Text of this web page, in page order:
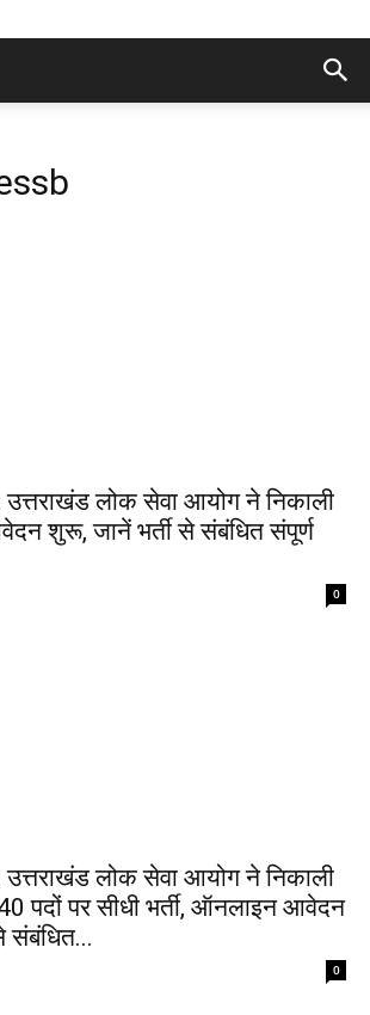
उत्तराखंड लोक सेवा आयोग ने निकाली
शुरू, जानें भर्ती से संबंधित संपूर्ण
0
उत्तराखंड लोक सेवा आयोग ने निकाली
पदों पर सीधी भर्ती, ऑनलाइन आवेदन
संबंधित...
0